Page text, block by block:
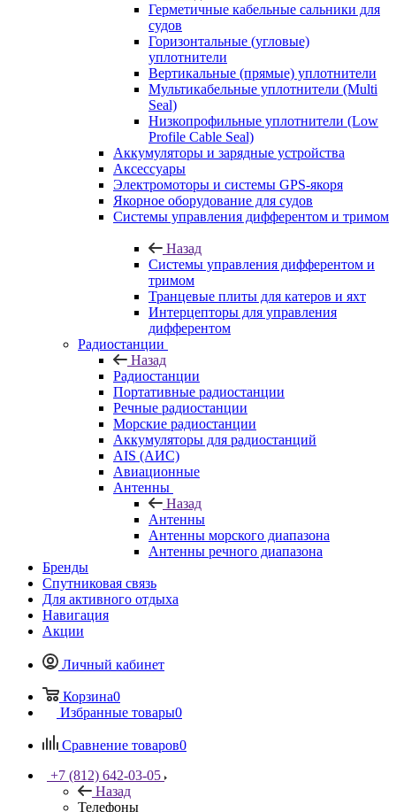
Герметичные кабельные сальники для
судов
Горизонтальные (угловые)
уплотнители
Вертикальные (прямые) уплотнители
Мультикабельные уплотнители (Multi
Seal)
Низкопрофильные уплотнители (Low
Profile Cable Seal)
Аккумуляторы и зарядные устройства
Аксессуары
Электромоторы и системы GPS-якоря
Якорное оборудование для судов
Системы управления дифферентом и тримом
Назад
Системы управления дифферентом и
тримом
Транцевые плиты для катеров и яхт
Интерцепторы для управления
дифферентом
Радиостанции
Назад
Радиостанции
Портативные радиостанции
Речные радиостанции
Морские радиостанции
Аккумуляторы для радиостанций
AIS (АИС)
Авиационные
Антенны
Назад
Антенны
Антенны морского диапазона
Антенны речного диапазона
Бренды
Спутниковая связь
Для активного отдыха
Навигация
Акции
Личный кабинет
Корзина0
Избранные товары0
Сравнение товаров0
+7 (812) 642-03-05
Назад
Телефоны